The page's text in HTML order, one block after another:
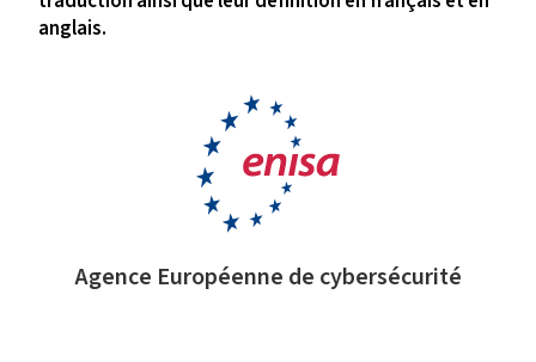
anglais.
Agence Européenne de cybersécurité